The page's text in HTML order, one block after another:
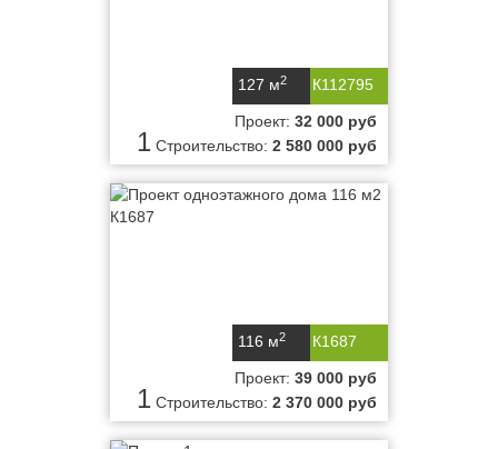
К112795
127 м2
1
Проект: 32 000 руб
Строительство: 2 580 000 руб
К1687
116 м2
1
Проект: 39 000 руб
Строительство: 2 370 000 руб